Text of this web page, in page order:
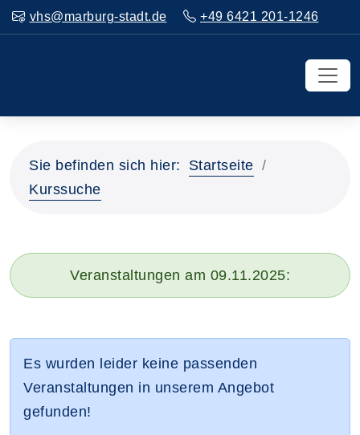
vhs@marburg-stadt.de +49 6421 201-1246
Sie befinden sich hier:
Startseite
Kurssuche
Veranstaltungen am 09.11.2025:
Es wurden leider keine passenden
Veranstaltungen in unserem Angebot
gefunden!